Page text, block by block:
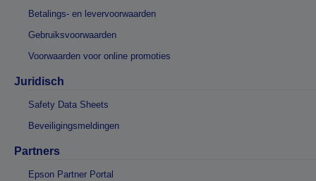
Betalings- en levervoorwaarden
Gebruiksvoorwaarden
Voorwaarden voor online promoties
Juridisch
Safety Data Sheets
Beveiligingsmeldingen
Partners
Epson Partner Portal